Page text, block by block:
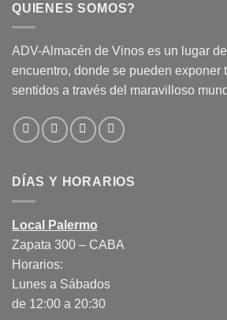
QUIENES SOMOS?
ADV-Almacén de Vinos es un lugar
encuentro, donde se pueden exponer
sentidos a través del maravilloso
DÍAS Y HORARIOS
Local Palermo
Zapata 300 – CABA
Horarios:
Lunes a Sábados
de 12:00 a 20:30